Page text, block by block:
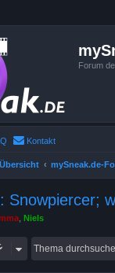
Forum
Kontakt
mySneak.de-
Snowpiercer;
Niels